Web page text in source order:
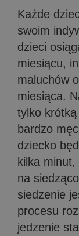
Każde
swoim
dzieci
miesiącu,
maluchów
miesiąca.
tylko
bardzo
dziecko
kilka minut,
na
siedzenie
procesu
jedzenie